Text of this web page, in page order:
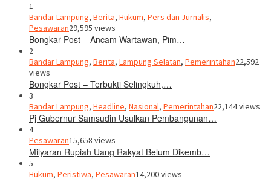
1
Bandar Lampung, Berita, Hukum, Pers dan Jurnalis,
Pesawaran29,595 views
Bongkar Post – Ancam Wartawan, Pim…
2
Bandar Lampung, Berita, Lampung Selatan, Pemerintahan22,592
views
Bongkar Post – Terbukti Selingkuh,…
3
Bandar Lampung, Headline, Nasional, Pemerintahan22,144 views
Pj Gubernur Samsudin Usulkan Pembangunan…
4
Pesawaran15,658 views
Milyaran Rupiah Uang Rakyat Belum Dikemb…
5
Hukum, Peristiwa, Pesawaran14,200 views